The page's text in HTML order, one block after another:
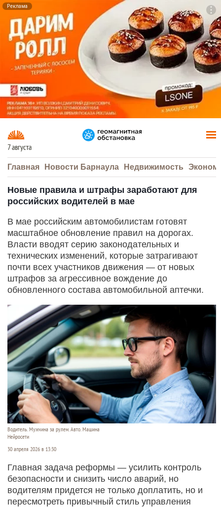
Реклама
7 августа
Главная Новости Барнаула Недвижимость
Новые правила и штрафы заработают для
российских водителей в мае
В мае российским автомобилистам готовят
масштабное обновление правил на дорогах.
Власти вводят серию законодательных и
технических изменений, которые затрагивают
почти всех участников движения — от новых
штрафов за агрессивное вождение до
обновленного состава автомобильной аптечки.
Водитель. Мужчина за рулем. Авто. Машина
Нейросети
30 апреля 2026 в 13:30
Главная задача реформы — усилить контроль
безопасности и снизить число аварий, но
водителям придется не только доплатить, но и
пересмотреть привычный стиль управления